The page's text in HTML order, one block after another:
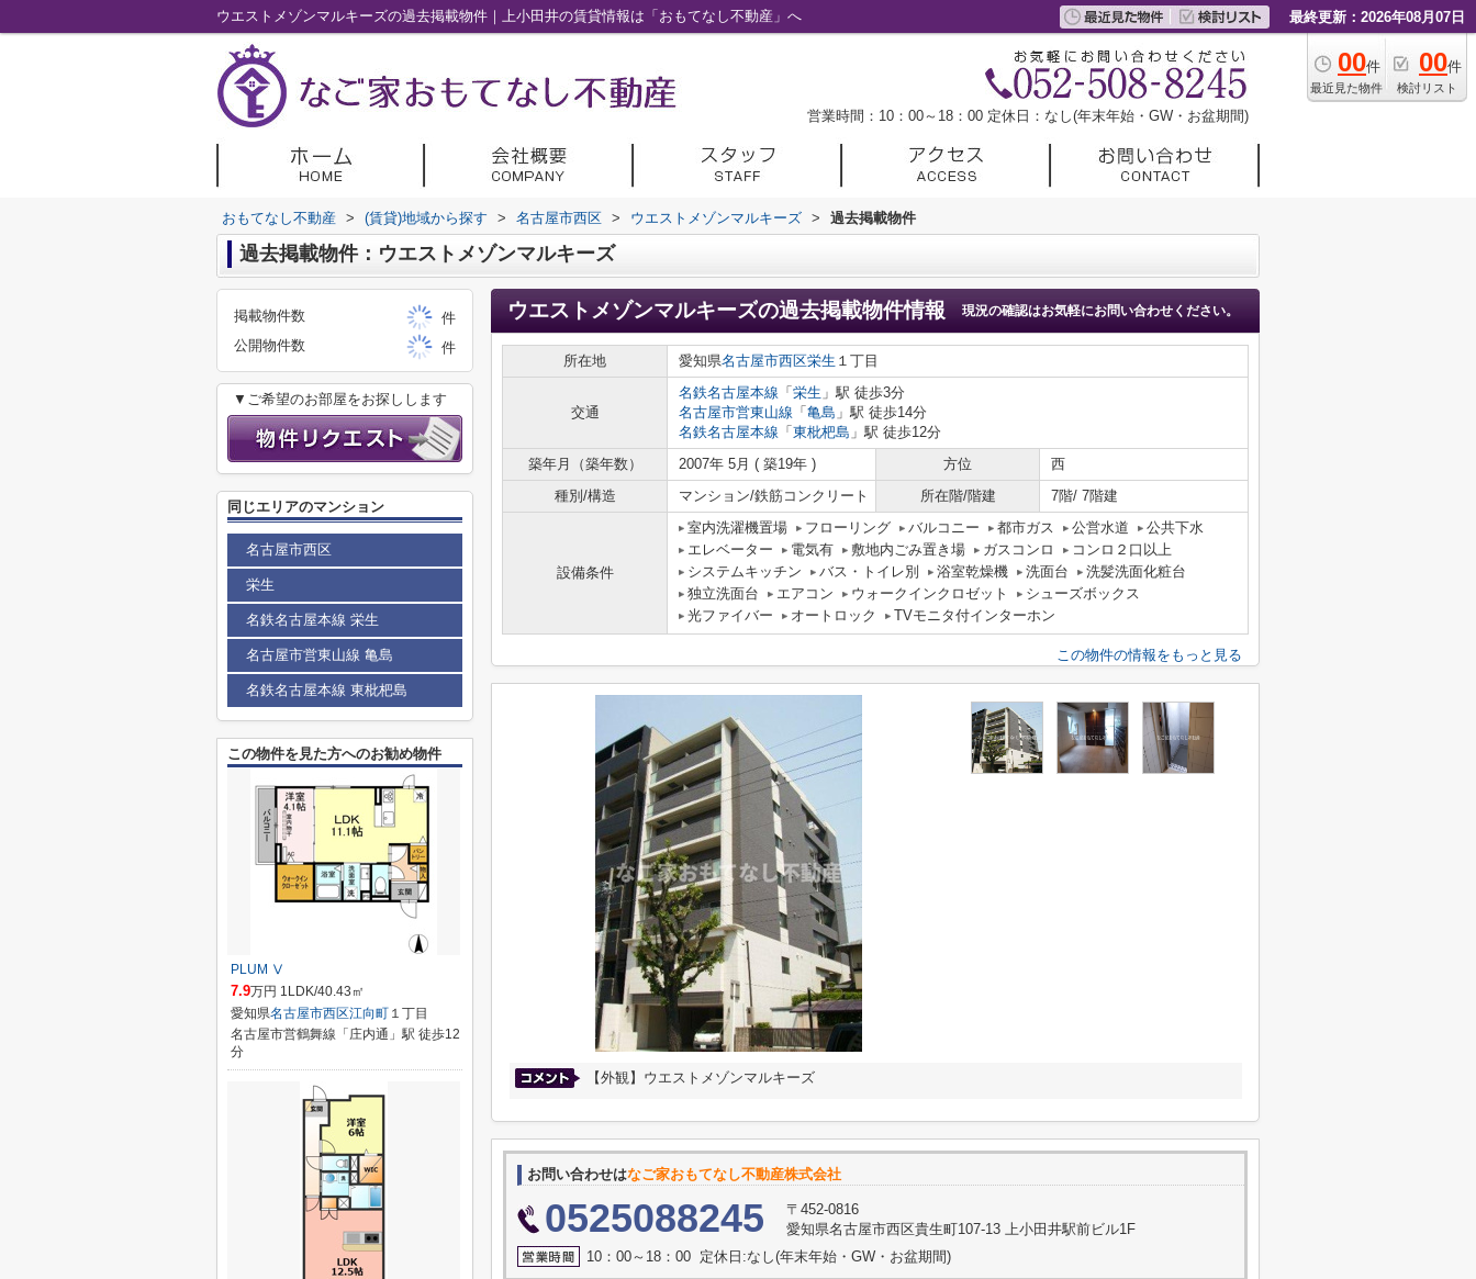
ウエストメゾンマルキーズの過去掲載物件｜上小田井の賃貸情報は「おもてなし不動産」へ 最終更新：2026年08月07日
00件
最近見た物件
00件
検討リスト
営業時間：10：00～18：00 定休日：なし(年末年始・GW・お盆期間)
おもてなし不動産 > (賃貸)地域から探す > 名古屋市西区 > ウエストメゾンマルキーズ > 過去掲載物件
過去掲載物件：ウエストメゾンマルキーズ
ウエストメゾンマルキーズの過去掲載物件情報 現況の確認はお気軽にお問い合わせください。
所在地 愛知県名古屋市西区栄生 １丁目
交通
名鉄名古屋本線 「 栄生 」駅 徒歩3分
名古屋市営東山線 「 亀島 」駅 徒歩14分
名鉄名古屋本線 「 東枇杷島 」駅 徒歩12分
築年月（築年数）
2007年 5月 ( 築19年 ) 方位
西
種別/構造
マンション/鉄筋コンクリート 所在階/階建 7階/ 7階建
設備条件
室内洗濯機置場 フローリング バルコニー 都市ガス 公営水道
公共下水
エレベーター
電気有 敷地内ごみ置き場 ガスコンロ
コンロ２口以上
システムキッチン
バス・トイレ別 浴室乾燥機 洗面台
洗髪洗面化粧台
独立洗面台
エアコン ウォークインクロゼット
シューズボックス
光ファイバー
オートロック TVモニタ付インターホン
この物件の情報をもっと見る
【外観】ウエストメゾンマルキーズ
お問い合わせはなご家おもてなし不動産株式会社
0525088245
〒452-0816
愛知県名古屋市西区貴生町107-13 上小田井駅前ビル1F
10：00～18：00 定休日:なし(年末年始・GW・お盆期間)
掲載物件数
件
公開物件数
件
▼ご希望のお部屋をお探しします
同じエリアのマンション
名古屋市西区
栄生
名鉄名古屋本線 栄生
名古屋市営東山線 亀島
名鉄名古屋本線 東枇杷島
この物件を見た方へのお勧め物件
PLUM Ⅴ
7.9万円 1LDK/40.43㎡
愛知県名古屋市西区江向町 １丁目
名古屋市営鶴舞線「庄内通」駅 徒歩12
分